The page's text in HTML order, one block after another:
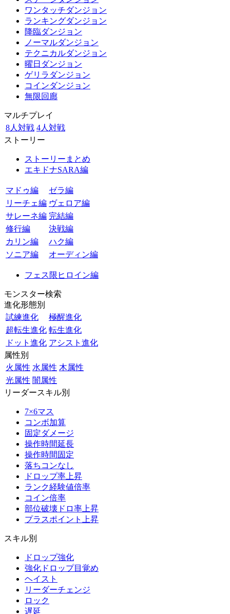
ワンタッチダンジョン
ランキングダンジョン
降臨ダンジョン
ノーマルダンジョン
テクニカルダンジョン
曜日ダンジョン
ゲリラダンジョン
コインダンジョン
無限回廊
マルチプレイ
8人対戦 4人対戦
ストーリー
ストーリーまとめ
エキドナSARA編
マドゥ編
ゼラ編
リーチェ編 ヴェロア編
サレーネ編 完結編
修行編
決戦編
カリン編
ハク編
ソニア編
オーディン編
フェス限ヒロイン編
モンスター検索
進化形態別
試練進化
極醒進化
超転生進化 転生進化
ドット進化 アシスト進化
属性別
火属性 水属性 木属性
光属性 闇属性
リーダースキル別
7×6マス
コンボ加算
固定ダメージ
操作時間延長
操作時間固定
落ちコンなし
ドロップ率上昇
ランク経験値倍率
コイン倍率
部位破壊ドロ率上昇
プラスポイント上昇
スキル別
ドロップ強化
強化ドロップ目覚め
ヘイスト
リーダーチェンジ
ロック
遅延